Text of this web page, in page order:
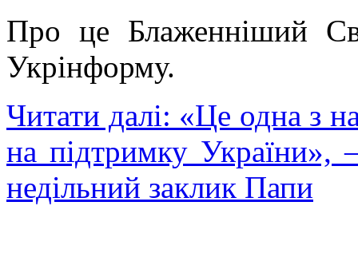
Про це Блаженніший
Укрінформу.
Читати далі: «Це одна з
на підтримку
недільний заклик Папи